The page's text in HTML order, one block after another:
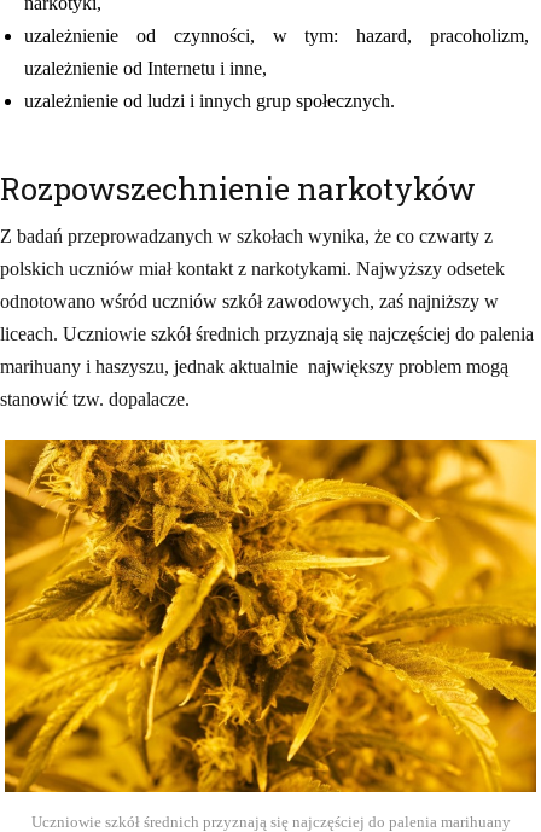
uzależnienie od czynności, w tym: hazard, pracoholizm,
uzależnienie od Internetu i inne,
uzależnienie od ludzi i innych grup społecznych.
Rozpowszechnienie narkotyków
Z badań przeprowadzanych w szkołach wynika, że co czwarty z
polskich uczniów miał kontakt z narkotykami. Najwyższy odsetek
odnotowano wśród uczniów szkół zawodowych, zaś najniższy w
liceach. Uczniowie szkół średnich przyznają się najczęściej do palenia
marihuany i haszyszu, jednak aktualnie największy problem mogą
stanowić tzw. dopalacze.
Uczniowie szkół średnich przyznają się najczęściej do palenia marihuany